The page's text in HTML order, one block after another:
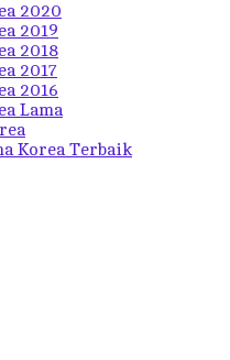
2020
2019
2018
2017
2016
Lama
Korea Terbaik